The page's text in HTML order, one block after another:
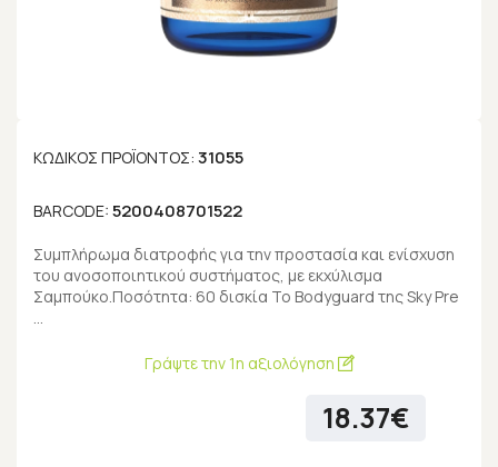
ΚΩΔΙΚΌΣ ΠΡΟΪΌΝΤΟΣ: 31055
BARCODE: 5200408701522
Συμπλήρωμα διατροφής για την προστασία και ενίσχυση
του ανοσοποιητικού συστήματος, με εκχύλισμα
Σαμπούκο.Ποσότητα: 60 δισκία Το Bodyguard της Sky Pre
…
Γράψτε την 1η αξιολόγηση
18.37€